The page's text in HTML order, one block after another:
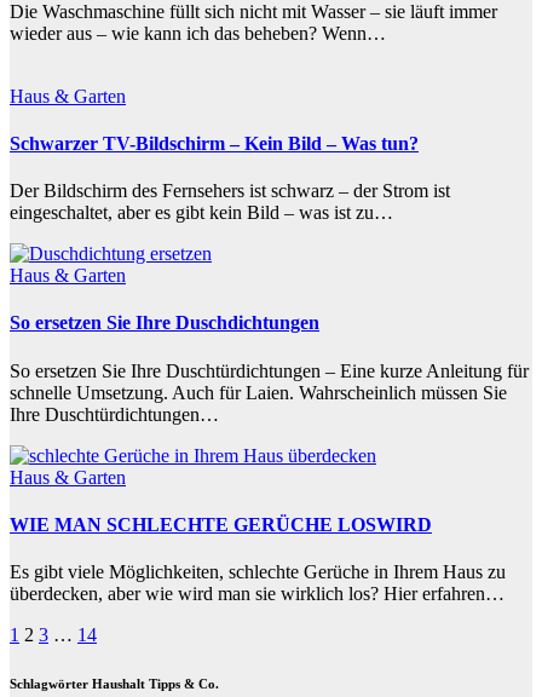
Die Waschmaschine füllt sich nicht mit Wasser – sie läuft immer
wieder aus – wie kann ich das beheben? Wenn…
Haus & Garten
Schwarzer TV-Bildschirm – Kein Bild – Was tun?
Der Bildschirm des Fernsehers ist schwarz – der Strom ist
eingeschaltet, aber es gibt kein Bild – was ist zu…
Haus & Garten
So ersetzen Sie Ihre Duschdichtungen
So ersetzen Sie Ihre Duschtürdichtungen – Eine kurze Anleitung für
schnelle Umsetzung. Auch für Laien. Wahrscheinlich müssen Sie
Ihre Duschtürdichtungen…
Haus & Garten
WIE MAN SCHLECHTE GERÜCHE LOSWIRD
Es gibt viele Möglichkeiten, schlechte Gerüche in Ihrem Haus zu
überdecken, aber wie wird man sie wirklich los? Hier erfahren…
Beitragsnavigation
1 2 3 … 14
Schlagwörter Haushalt Tipps & Co.